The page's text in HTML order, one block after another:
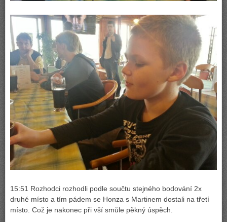
15:51 Rozhodci rozhodli podle součtu stejného bodování 2x
druhé místo a tím pádem se Honza s Martinem dostali na třetí
místo. Což je nakonec při vší smůle pěkný úspěch.